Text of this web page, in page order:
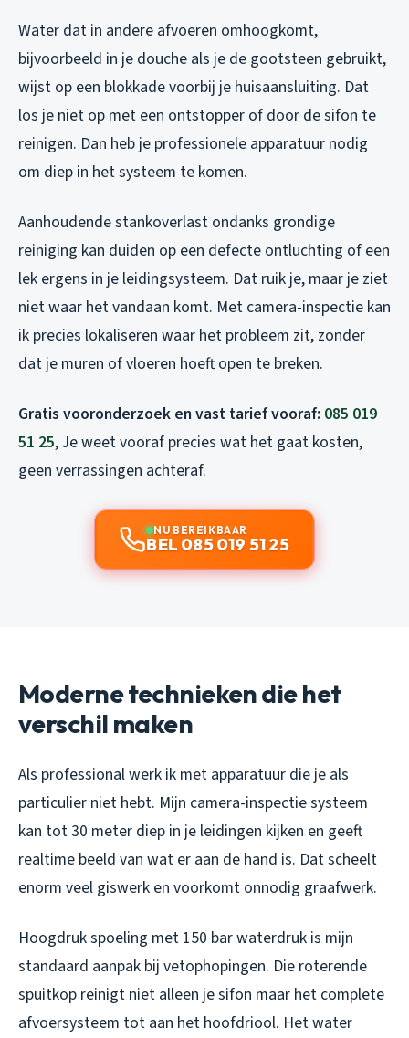
Water dat in andere afvoeren omhoogkomt,
bijvoorbeeld in je douche als je de gootsteen gebruikt,
wijst op een blokkade voorbij je huisaansluiting. Dat
los je niet op met een ontstopper of door de sifon te
reinigen. Dan heb je professionele apparatuur nodig
om diep in het systeem te komen.
Aanhoudende stankoverlast ondanks grondige
reiniging kan duiden op een defecte ontluchting of een
lek ergens in je leidingsysteem. Dat ruik je, maar je ziet
niet waar het vandaan komt. Met camera-inspectie kan
ik precies lokaliseren waar het probleem zit, zonder
dat je muren of vloeren hoeft open te breken.
Gratis vooronderzoek en vast tarief vooraf: 085 019
51 25, Je weet vooraf precies wat het gaat kosten,
geen verrassingen achteraf.
NU BEREIKBAAR
BEL 085 019 51 25
Moderne technieken die het
verschil maken
Als professional werk ik met apparatuur die je als
particulier niet hebt. Mijn camera-inspectie systeem
kan tot 30 meter diep in je leidingen kijken en geeft
realtime beeld van wat er aan de hand is. Dat scheelt
enorm veel giswerk en voorkomt onnodig graafwerk.
Hoogdruk spoeling met 150 bar waterdruk is mijn
standaard aanpak bij vetophopingen. Die roterende
spuitkop reinigt niet alleen je sifon maar het complete
afvoersysteem tot aan het hoofdriool. Het water